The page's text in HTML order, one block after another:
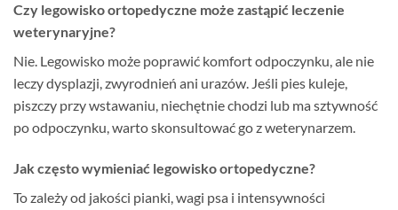
Czy legowisko ortopedyczne może zastąpić leczenie
weterynaryjne?
Nie. Legowisko może poprawić komfort odpoczynku, ale nie
leczy dysplazji, zwyrodnień ani urazów. Jeśli pies kuleje,
piszczy przy wstawaniu, niechętnie chodzi lub ma sztywność
po odpoczynku, warto skonsultować go z weterynarzem.
Jak często wymieniać legowisko ortopedyczne?
To zależy od jakości pianki, wagi psa i intensywności